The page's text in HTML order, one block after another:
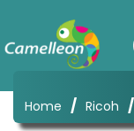
Home / Ricoh /